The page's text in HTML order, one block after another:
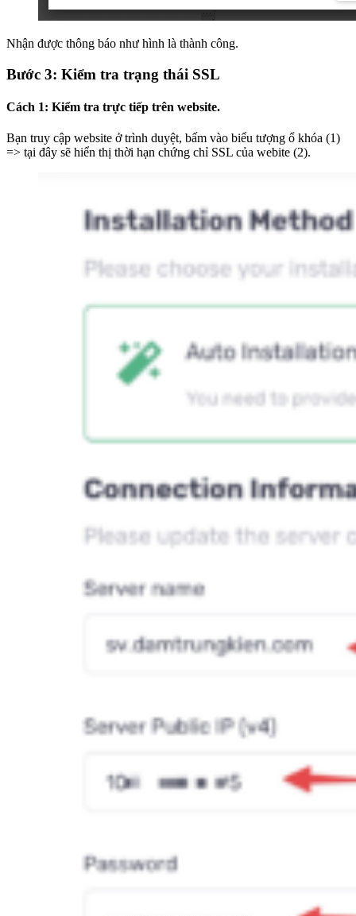
Nhận được thông báo như hình là thành công.
Bước 3: Kiểm tra trạng thái SSL
Cách 1: Kiểm tra trực tiếp trên website.
Bạn truy cập website ở trình duyệt, bấm vào biểu tượng ổ khóa (1)
=> tại đây sẽ hiển thị thời hạn chứng chỉ SSL của webite (2).